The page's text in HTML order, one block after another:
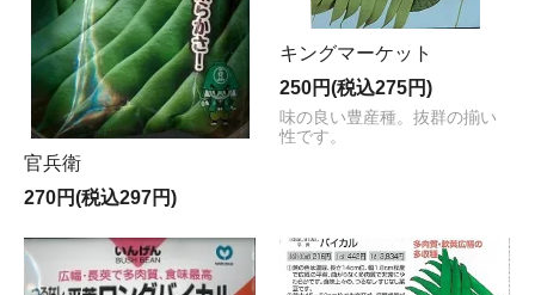
官兵衛
270円(税込297円)
キングマーケット
250円(税込275円)
味の良い豊産種。抜群の揃い
性です。